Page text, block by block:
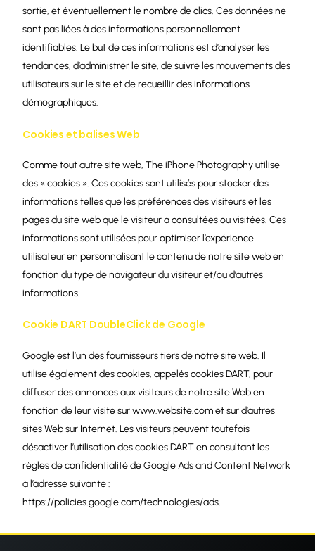
sortie, et éventuellement le nombre de clics. Ces données ne
sont pas liées à des informations personnellement
identifiables. Le but de ces informations est d’analyser les
tendances, d’administrer le site, de suivre les mouvements des
utilisateurs sur le site et de recueillir des informations
démographiques.
Cookies et balises Web
Comme tout autre site web, The iPhone Photography utilise
des « cookies ». Ces cookies sont utilisés pour stocker des
informations telles que les préférences des visiteurs et les
pages du site web que le visiteur a consultées ou visitées. Ces
informations sont utilisées pour optimiser l’expérience
utilisateur en personnalisant le contenu de notre site web en
fonction du type de navigateur du visiteur et/ou d’autres
informations.
Cookie DART DoubleClick de Google
Google est l’un des fournisseurs tiers de notre site web. Il
utilise également des cookies, appelés cookies DART, pour
diffuser des annonces aux visiteurs de notre site Web en
fonction de leur visite sur www.website.com et sur d’autres
sites Web sur Internet. Les visiteurs peuvent toutefois
désactiver l’utilisation des cookies DART en consultant les
règles de confidentialité de Google Ads and Content Network
à l’adresse suivante :
https://policies.google.com/technologies/ads.